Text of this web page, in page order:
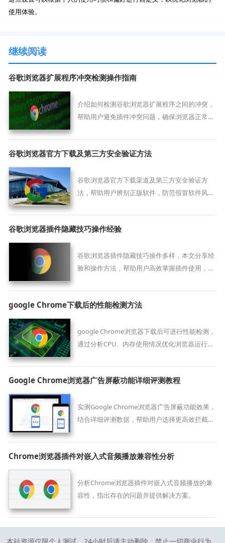
使用体验。
继续阅读
谷歌浏览器扩展程序冲突检测操作指南
介绍如何检测谷歌浏览器扩展程序之间的冲突，
帮助用户避免插件冲突问题，确保浏览器正常运
谷歌浏览器官方下载及第三方安全验证方法
谷歌浏览器官方下载渠道及第三方安全验证方
法，帮助用户辨别正版软件，防范假冒软件风
谷歌浏览器插件隐藏技巧操作经验
谷歌浏览器插件隐藏技巧操作多样，本文分享经
验和操作方法，帮助用户高效掌握插件使用，提
google Chrome下载后的性能检测方法
google Chrome浏览器下载后可进行性能检测，
通过分析CPU、内存使用情况优化浏览器运行状
Google Chrome浏览器广告屏蔽功能详细评测教程
实测Google Chrome浏览器广告屏蔽功能效果，
结合详细评测数据，帮助用户选择更高效拦截方
Chrome浏览器插件对嵌入式音频播放兼容性分析
分析Chrome浏览器插件对嵌入式音频播放的兼
容性，指出存在的问题并提供解决方案。